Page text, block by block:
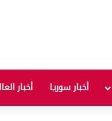
أخبار سوريا أخبار